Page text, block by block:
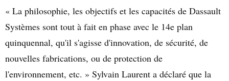
« La philosophie, les objectifs et les capacités de Dassault
Systèmes sont tout à fait en phase avec le 14e plan
quinquennal, qu'il s'agisse d'innovation, de sécurité, de
nouvelles fabrications, ou de protection de
l'environnement, etc. » Sylvain Laurent a déclaré que la